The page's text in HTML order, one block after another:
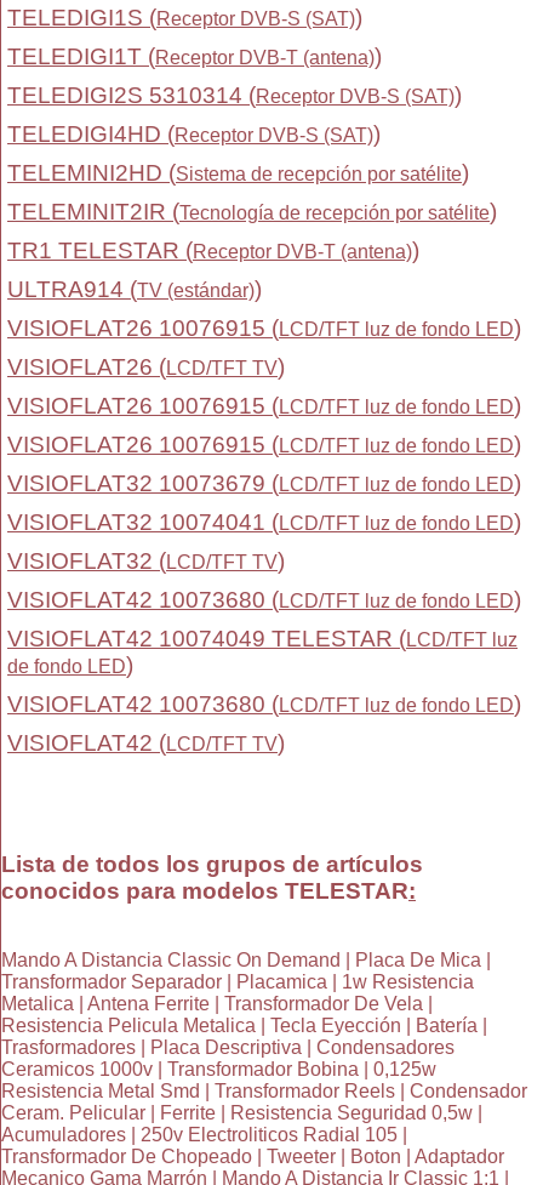
TELEDIGI1S (Receptor DVB-S (SAT))
TELEDIGI1T (Receptor DVB-T (antena))
TELEDIGI2S 5310314 (Receptor DVB-S (SAT))
TELEDIGI4HD (Receptor DVB-S (SAT))
TELEMINI2HD (Sistema de recepción por satélite)
TELEMINIT2IR (Tecnología de recepción por satélite)
TR1 TELESTAR (Receptor DVB-T (antena))
ULTRA914 (TV (estándar))
VISIOFLAT26 10076915 (LCD/TFT luz de fondo LED)
VISIOFLAT26 (LCD/TFT TV)
VISIOFLAT26 10076915 (LCD/TFT luz de fondo LED)
VISIOFLAT26 10076915 (LCD/TFT luz de fondo LED)
VISIOFLAT32 10073679 (LCD/TFT luz de fondo LED)
VISIOFLAT32 10074041 (LCD/TFT luz de fondo LED)
VISIOFLAT32 (LCD/TFT TV)
VISIOFLAT42 10073680 (LCD/TFT luz de fondo LED)
VISIOFLAT42 10074049 TELESTAR (LCD/TFT luz
de fondo LED)
VISIOFLAT42 10073680 (LCD/TFT luz de fondo LED)
VISIOFLAT42 (LCD/TFT TV)
Lista de todos los grupos de artículos
conocidos para modelos TELESTAR:
Mando A Distancia Classic On Demand | Placa De Mica |
Transformador Separador | Placamica | 1w Resistencia
Metalica | Antena Ferrite | Transformador De Vela |
Resistencia Pelicula Metalica | Tecla Eyección | Batería |
Trasformadores | Placa Descriptiva | Condensadores
Ceramicos 1000v | Transformador Bobina | 0,125w
Resistencia Metal Smd | Transformador Reels | Condensador
Ceram. Pelicular | Ferrite | Resistencia Seguridad 0,5w |
Acumuladores | 250v Electroliticos Radial 105 |
Transformador De Chopeado | Tweeter | Boton | Adaptador
Mecanico Gama Marrón | Mando A Distancia Ir Classic 1:1 |